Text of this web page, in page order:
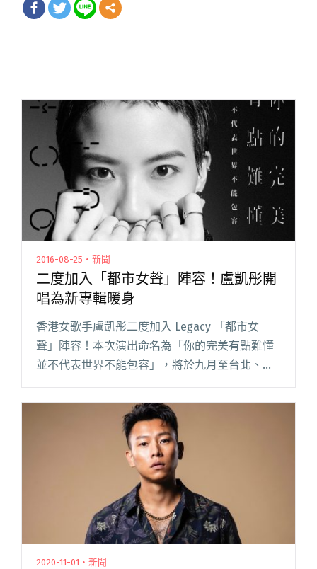
2016-08-25・新聞
二度加入「都市女聲」陣容！盧凱彤開
唱為新專輯暖身
香港女歌手盧凱彤二度加入 Legacy 「都市女
聲」陣容！本次演出命名為「你的完美有點難懂
並不代表世界不能包容」，將於九月至台北、台
中巡迴。除演唱歌迷喜愛的舊作品外，更是為即
將發行的專輯暖身，將首唱今年錄製好的新歌！
盧凱彤 15 歲時便與閱讀全文 "二度加入「都市女
聲」陣容！盧凱彤開唱為新專輯暖身"
2020-11-01・新聞